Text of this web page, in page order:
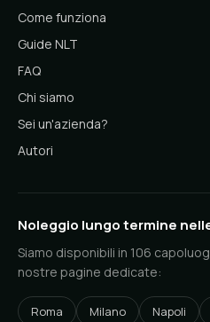
Come funziona
Guide NLT
FAQ
Chi siamo
Sei un'azienda?
Autori
Noleggio lungo termine
Siamo disponibili in 106
nostre pagine dedicate:
Roma Milano Napoli